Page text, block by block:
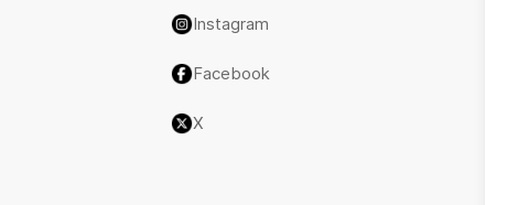
Instagram
Facebook
X